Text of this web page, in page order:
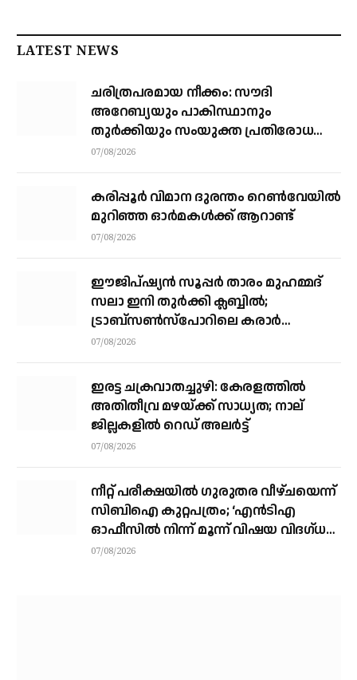
LATEST NEWS
ചരിത്രപരമായ നീക്കം: സൗദി
അറേബ്യയും പാകിസ്ഥാനും
തുർക്കിയും സംയുക്ത പ്രതിരോധ
കരാറിൽ ഒപ്പുവെക്കുന്നു,
07/08/2026
കരിപ്പൂര്‍ വിമാന ദുരന്തം റെണ്‍വേയില്‍
മുറിഞ്ഞ ഓര്‍മകള്‍ക്ക് ആറാണ്ട്
07/08/2026
ഈജിപ്ഷ്യന്‍ സൂപ്പര്‍ താരം മുഹമ്മദ്
സലാ ഇനി തുര്‍ക്കി ക്ലബ്ബില്‍;
ട്രാബ്‌സണ്‍സ്‌പോറിലെ കരാര്‍
അവസാനഘട്ടത്തില്‍
07/08/2026
ഇരട്ട ചക്രവാതച്ചുഴി: കേരളത്തില്‍
അതിതീവ്ര മഴയ്ക്ക് സാധ്യത; നാല്
ജില്ലകളില്‍ റെഡ് അലര്‍ട്ട്
07/08/2026
നീറ്റ് പരീക്ഷയില്‍ ഗുരുതര വീഴ്ചയെന്ന്
സിബിഐ കുറ്റപത്രം; ‘എന്‍ടിഎ
ഓഫീസില്‍ നിന്ന് മൂന്ന് വിഷയ വിദഗ്ധര്‍
വിവിധ മാര്‍ഗങ്ങളിലൂടെ ചോദ്യങ്ങള്‍
07/08/2026